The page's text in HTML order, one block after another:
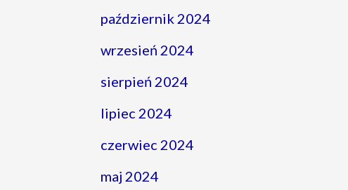
październik 2024
wrzesień 2024
sierpień 2024
lipiec 2024
czerwiec 2024
maj 2024